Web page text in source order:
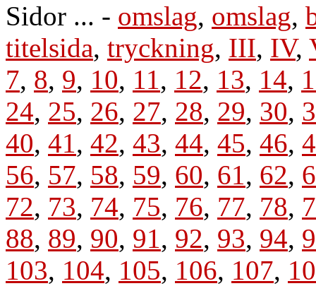
Sidor ... - omslag, omslag,
titelsida, tryckning, III, IV,
7, 8, 9, 10, 11, 12, 13, 14,
24, 25, 26, 27, 28, 29, 30,
40, 41, 42, 43, 44, 45, 46,
56, 57, 58, 59, 60, 61, 62,
72, 73, 74, 75, 76, 77, 78,
88, 89, 90, 91, 92, 93, 94,
103, 104, 105, 106, 107,